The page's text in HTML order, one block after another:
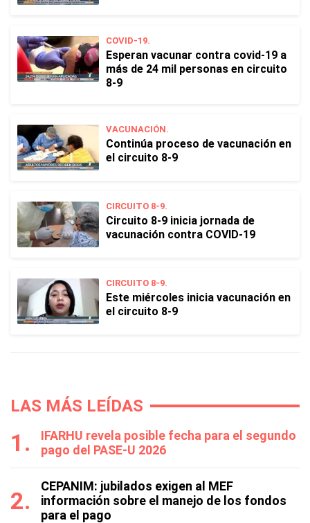
COVID-19.
Esperan vacunar contra covid-19 a
más de 24 mil personas en circuito
8-9
VACUNACIÓN.
Continúa proceso de vacunación en
el circuito 8-9
CIRCUITO 8-9.
Circuito 8-9 inicia jornada de
vacunación contra COVID-19
CIRCUITO 8-9.
Este miércoles inicia vacunación en
el circuito 8-9
LAS MÁS LEÍDAS
IFARHU revela posible fecha para el segundo
pago del PASE-U 2026
CEPANIM: jubilados exigen al MEF
información sobre el manejo de los fondos
para el pago